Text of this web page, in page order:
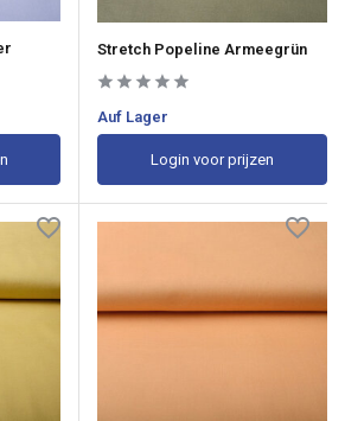
Stretch Popeline Armeegrün
Auf Lager
Login voor prijzen